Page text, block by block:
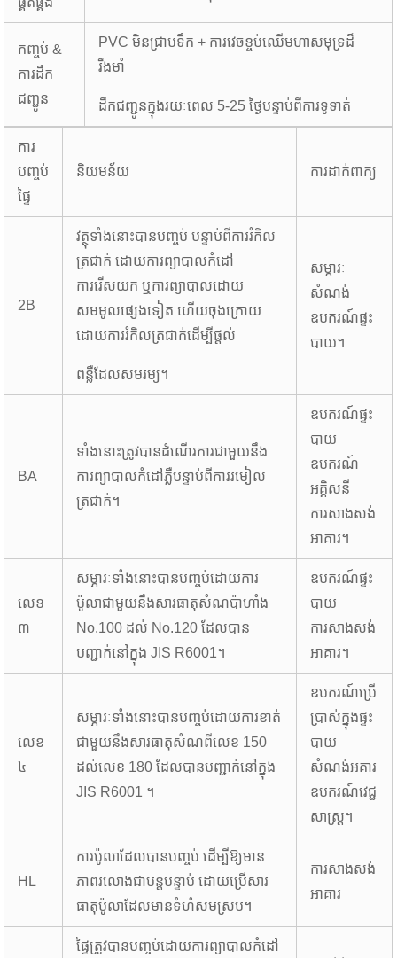
កញ្ចប់ &
ការដឹក
ជញ្ជូន
PVC មិនជ្រាបទឹក + ការវេចខ្ចប់ឈើមហាសមុទ្រដ៏
រឹងមាំ
ដឹកជញ្ជូនក្នុងរយៈពេល 5-25 ថ្ងៃបន្ទាប់ពីការទូទាត់
ការ
បញ្ចប់
ផ្ទៃ
និយមន័យ ការដាក់ពាក្យ
2B
វត្ថុទាំងនោះបានបញ្ចប់ បន្ទាប់ពីការរំកិល
ត្រជាក់ ដោយការព្យាបាលកំដៅ
ការរើសយក ឬការព្យាបាលដោយ
សមមូលផ្សេងទៀត ហើយចុងក្រោយ
ដោយការរំកិលត្រជាក់ដើម្បីផ្តល់
ពន្លឺដែលសមរម្យ។
សម្ភារៈ
សំណង់
ឧបករណ៍ផ្ទះ
បាយ។
BA
ទាំងនោះត្រូវបានដំណើរការជាមួយនឹង
ការព្យាបាលកំដៅភ្លឺបន្ទាប់ពីការរមៀល
ត្រជាក់។
ឧបករណ៍ផ្ទះ
បាយ
ឧបករណ៍
អគ្គិសនី
ការសាងសង់
អាគារ។
លេខ
៣
សម្ភារៈទាំងនោះបានបញ្ចប់ដោយការ
ប៉ូលាជាមួយនឹងសារធាតុសំណប៉ាហាំង
No.100 ដល់ No.120 ដែលបាន
បញ្ជាក់នៅក្នុង JIS R6001។
ឧបករណ៍ផ្ទះ
បាយ
ការសាងសង់
អាគារ។
លេខ
៤
សម្ភារៈទាំងនោះបានបញ្ចប់ដោយការខាត់
ជាមួយនឹងសារធាតុសំណពីលេខ 150
ដល់លេខ 180 ដែលបានបញ្ជាក់នៅក្នុង
JIS R6001 ។
ឧបករណ៍ប្រើ
ប្រាស់ក្នុងផ្ទះ
បាយ
សំណង់អគារ
ឧបករណ៍វេជ្ជ
សាស្ត្រ។
HL
ការប៉ូលាដែលបានបញ្ចប់ ដើម្បីឱ្យមាន
ភាពរលោងជាបន្តបន្ទាប់ ដោយប្រើសារ
ធាតុប៉ូលាដែលមានទំហំសមស្រប។
ការសាងសង់
អាគារ
ផ្ទៃត្រូវបានបញ្ចប់ដោយការព្យាបាលកំដៅ